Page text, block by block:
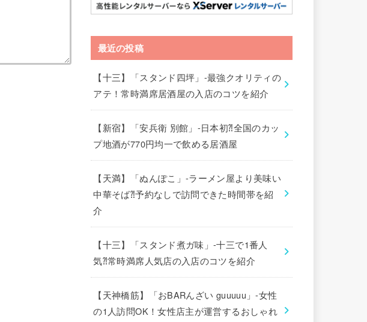
最近の投稿
【十三】「スタンド四坪」-最強クオリティの
アテ！常時満席居酒屋の入店のコツを紹介
【新宿】「安兵衛 別館」-日本初⁈全国のカッ
プ地酒が770円均一で飲める居酒屋
【天満】「ぬんぽこ」-ラーメン屋より美味い
中華そば⁈予約なしで訪問できた時間帯を紹
介
【十三】「スタンド煮ガ味」-十三で1番人
気⁈常時満席人気店の入店のコツを紹介
【天神橋筋】「おBARんざい guuuuu」-女性
の1人訪問OK！女性店主が運営するおしゃれ